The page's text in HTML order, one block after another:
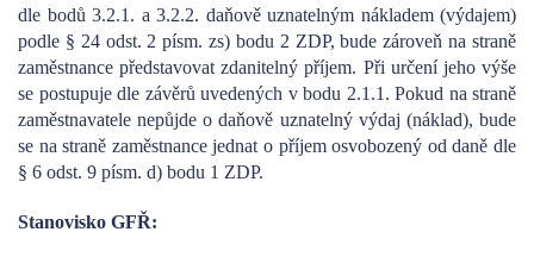
dle bodů 3.2.1. a 3.2.2. daňově uznatelným nákladem (výdajem)
podle § 24 odst. 2 písm. zs) bodu 2 ZDP, bude zároveň na straně
zaměstnance představovat zdanitelný příjem. Při určení jeho výše
se postupuje dle závěrů uvedených v bodu 2.1.1. Pokud na straně
zaměstnavatele nepůjde o daňově uznatelný výdaj (náklad), bude
se na straně zaměstnance jednat o příjem osvobozený od daně dle
§ 6 odst. 9 písm. d) bodu 1 ZDP.
Stanovisko GFŘ: